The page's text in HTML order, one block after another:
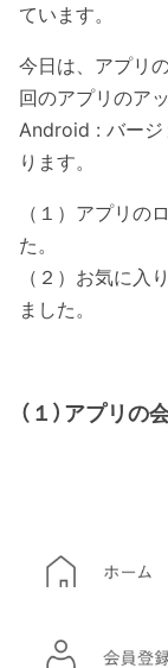
ています。
今日は、アプリ
回のアプリのア
Android : バージ
ります。
（１）アプリの
た。
（２）お気に入
ました。
（１）アプリ